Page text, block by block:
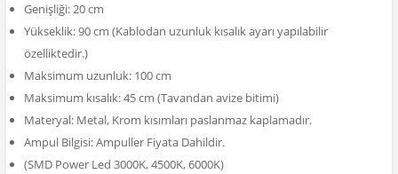
Genişliği: 20 cm
Yükseklik: 90 cm (Kablodan uzunluk kısalık ayarı yapılabilir
özelliktedir.)
Maksimum uzunluk: 100 cm
Maksimum kısalık: 45 cm (Tavandan avize bitimi)
Materyal: Metal, Krom kısımları paslanmaz kaplamadır.
Ampul Bilgisi: Ampuller Fiyata Dahildir.
(SMD Power Led 3000K, 4500K, 6000K)